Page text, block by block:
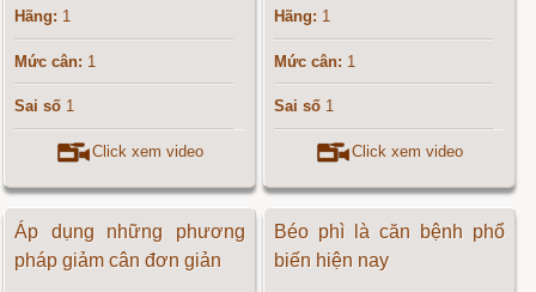
Hãng: 1
Mức cân: 1
Sai số 1
Click xem video
Hãng: 1
Mức cân: 1
Sai số 1
Click xem video
Áp dụng những phương
pháp giảm cân đơn giản
Béo phì là căn bệnh phổ
biến hiện nay